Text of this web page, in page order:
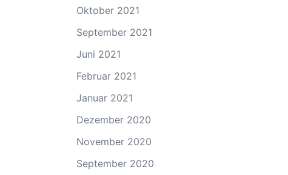
Oktober 2021
September 2021
Juni 2021
Februar 2021
Januar 2021
Dezember 2020
November 2020
September 2020